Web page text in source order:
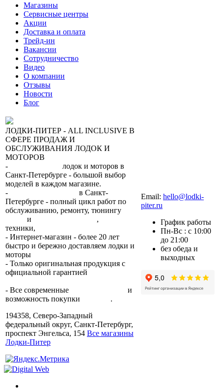
Магазины
Сервисные центры
Акции
Доставка и оплата
Трейд-ин
Вакансии
Сотрудничество
Видео
О компании
Отзывы
Новости
Блог
ЛОДКИ-ПИТЕР - ALL INCLUSIVE В
СФЕРЕ ПРОДАЖ И
ОБСЛУЖИВАНИЯ ЛОДОК И
МОТОРОВ
-
лодок и моторов в
Санкт-Петербурге - большой выбор
моделей в каждом магазине.
-
в Санкт-
Петербурге - полный цикл работ по
обслуживанию, ремонту, тюнингу
и ,
техники,
- Интернет-магазин - более 20 лет
быстро и бережно доставляем лодки и
моторы
- Только оригинальная продукция с
официальной гарантией
- Все современные
и
возможность покупки
.
194358, Северо-Западный
федеральный округ, Санкт-Петербург,
проспект Энгельса, 154 Все магазины
Лодки-Питер
Email: hello@lodki-
piter.ru
График работы
Пн-Вс : с 10:00
до 21:00
без обеда и
выходных